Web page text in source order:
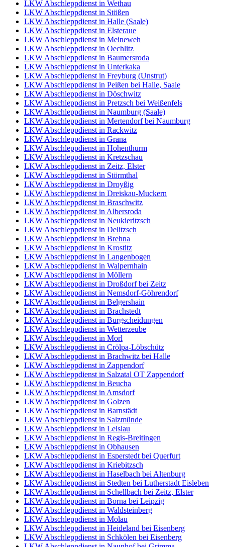
LKW Abschleppdienst in Wethau
LKW Abschleppdienst in Stößen
LKW Abschleppdienst in Halle (Saale)
LKW Abschleppdienst in Elsteraue
LKW Abschleppdienst in Meineweh
LKW Abschleppdienst in Oechlitz
LKW Abschleppdienst in Baumersroda
LKW Abschleppdienst in Unterkaka
LKW Abschleppdienst in Freyburg (Unstrut)
LKW Abschleppdienst in Peißen bei Halle, Saale
LKW Abschleppdienst in Döschwitz
LKW Abschleppdienst in Pretzsch bei Weißenfels
LKW Abschleppdienst in Naumburg (Saale)
LKW Abschleppdienst in Mertendorf bei Naumburg
LKW Abschleppdienst in Rackwitz
LKW Abschleppdienst in Grana
LKW Abschleppdienst in Hohenthurm
LKW Abschleppdienst in Kretzschau
LKW Abschleppdienst in Zeitz, Elster
LKW Abschleppdienst in Störmthal
LKW Abschleppdienst in Droyßig
LKW Abschleppdienst in Dreiskau-Muckern
LKW Abschleppdienst in Braschwitz
LKW Abschleppdienst in Albersroda
LKW Abschleppdienst in Neukieritzsch
LKW Abschleppdienst in Delitzsch
LKW Abschleppdienst in Brehna
LKW Abschleppdienst in Krostitz
LKW Abschleppdienst in Langenbogen
LKW Abschleppdienst in Walpernhain
LKW Abschleppdienst in Möllern
LKW Abschleppdienst in Droßdorf bei Zeitz
LKW Abschleppdienst in Nemsdorf-Göhrendorf
LKW Abschleppdienst in Belgershain
LKW Abschleppdienst in Brachstedt
LKW Abschleppdienst in Burgscheidungen
LKW Abschleppdienst in Wetterzeube
LKW Abschleppdienst in Morl
LKW Abschleppdienst in Crölpa-Löbschütz
LKW Abschleppdienst in Brachwitz bei Halle
LKW Abschleppdienst in Zappendorf
LKW Abschleppdienst in Salzatal OT Zappendorf
LKW Abschleppdienst in Beucha
LKW Abschleppdienst in Amsdorf
LKW Abschleppdienst in Golzen
LKW Abschleppdienst in Barnstädt
LKW Abschleppdienst in Salzmünde
LKW Abschleppdienst in Leislau
LKW Abschleppdienst in Regis-Breitingen
LKW Abschleppdienst in Obhausen
LKW Abschleppdienst in Esperstedt bei Querfurt
LKW Abschleppdienst in Kriebitzsch
LKW Abschleppdienst in Haselbach bei Altenburg
LKW Abschleppdienst in Stedten bei Lutherstadt Eisleben
LKW Abschleppdienst in Schellbach bei Zeitz, Elster
LKW Abschleppdienst in Borna bei Leipzig
LKW Abschleppdienst in Waldsteinberg
LKW Abschleppdienst in Molau
LKW Abschleppdienst in Heideland bei Eisenberg
LKW Abschleppdienst in Schkölen bei Eisenberg